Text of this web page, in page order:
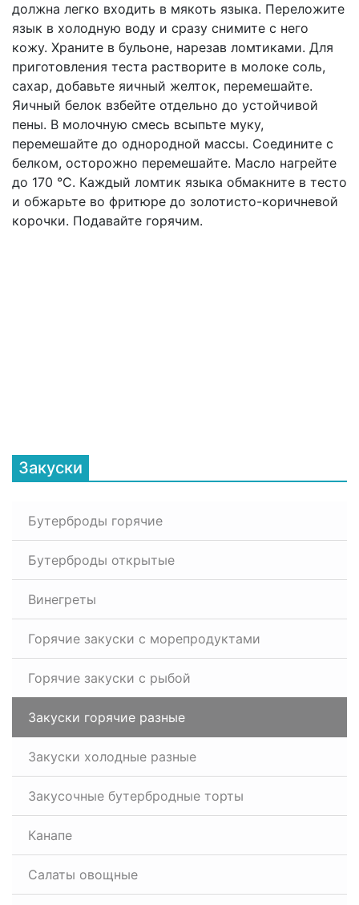
должна легко входить в мякоть языка. Переложите
язык в холодную воду и сразу снимите с него
кожу. Храните в бульоне, нарезав ломтиками. Для
приготовления теста растворите в молоке соль,
сахар, добавьте яичный желток, перемешайте.
Яичный белок взбейте отдельно до устойчивой
пены. В молочную смесь всыпьте муку,
перемешайте до однородной массы. Соедините с
белком, осторожно перемешайте. Масло нагрейте
до 170 °С. Каждый ломтик языка обмакните в тесто
и обжарьте во фритюре до золотисто-коричневой
корочки. Подавайте горячим.
Закуски
Бутерброды горячие
Бутерброды открытые
Винегреты
Горячие закуски с морепродуктами
Горячие закуски с рыбой
Закуски горячие разные
Закуски холодные разные
Закусочные бутербродные торты
Канапе
Салаты овощные